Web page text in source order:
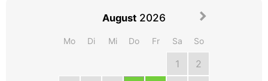
August 2026
Mo Di Mi Do Fr Sa So
1
2